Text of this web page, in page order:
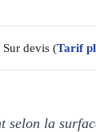
Sur devis (Tarif
selon la